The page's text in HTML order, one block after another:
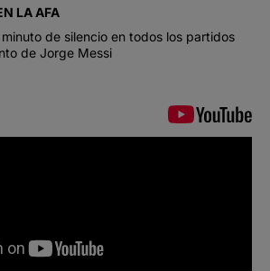
LA AFA
de silencio en todos los partidos
de Jorge Messi